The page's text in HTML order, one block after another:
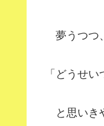
夢うつつ
「どうせ
と思いき